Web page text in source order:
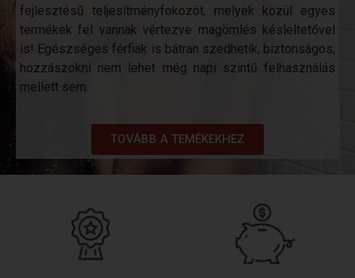
fejlesztésű teljesítményfokozót, melyek közül egyes
termékek fel vannak vértezve magömlés késleltetővel
is! Egészséges férfiak is bátran szedhetik, biztonságos,
hozzászokni nem lehet még napi szintű felhasználás
mellett sem.
TOVÁBB A TEMÉKEKHEZ